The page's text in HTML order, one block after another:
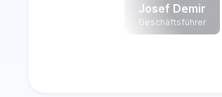
Josef Demir
Geschäftsführer